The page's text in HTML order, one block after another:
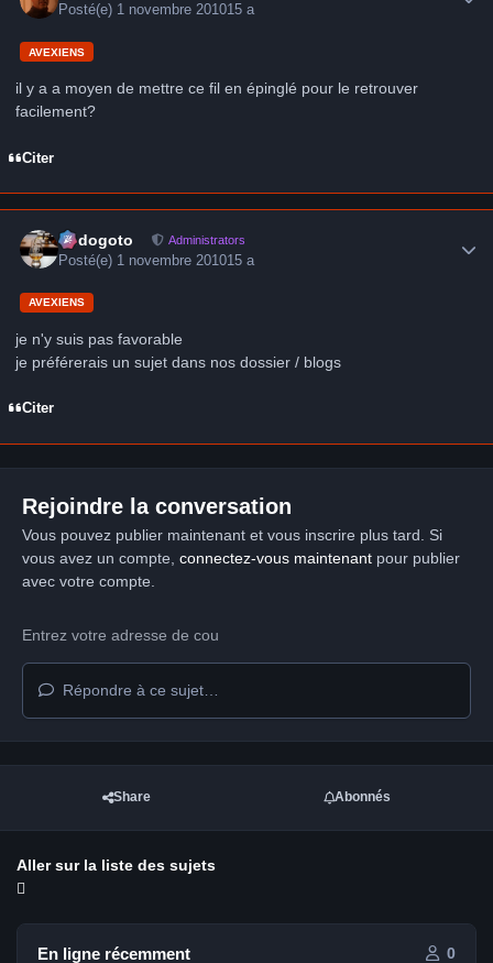
Posté(e) 1 novembre 201015 a
AVEXIENS
il y a a moyen de mettre ce fil en épinglé pour le retrouver
facilement?
Citer
frédogoto Administrators
Posté(e) 1 novembre 201015 a
AVEXIENS
je n'y suis pas favorable
je préférerais un sujet dans nos dossier / blogs
Citer
Rejoindre la conversation
Vous pouvez publier maintenant et vous inscrire plus tard. Si
vous avez un compte, connectez-vous maintenantpour publier
avec votre compte.
Répondre à ce sujet…
Share Abonnés
Aller sur la liste des sujets
En ligne récemment 0